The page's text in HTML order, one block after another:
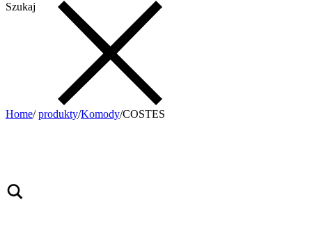
Szukaj
Home/ produkty/Komody/COSTES